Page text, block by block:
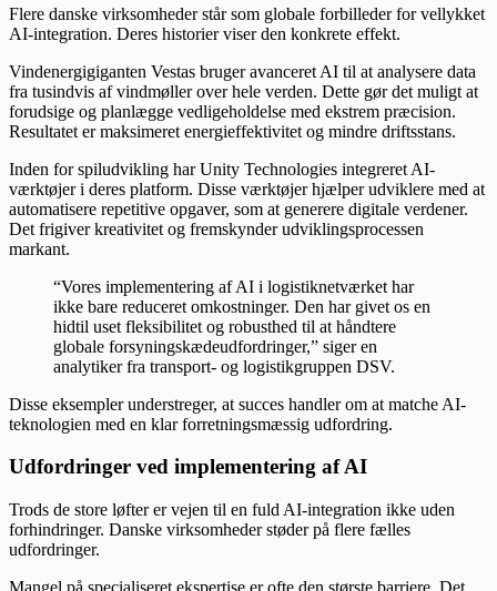
Flere danske virksomheder står som globale forbilleder for vellykket
AI-integration. Deres historier viser den konkrete effekt.
Vindenergigiganten Vestas bruger avanceret AI til at analysere data
fra tusindvis af vindmøller over hele verden. Dette gør det muligt at
forudsige og planlægge vedligeholdelse med ekstrem præcision.
Resultatet er maksimeret energieffektivitet og mindre driftsstans.
Inden for spiludvikling har Unity Technologies integreret AI-
værktøjer i deres platform. Disse værktøjer hjælper udviklere med at
automatisere repetitive opgaver, som at generere digitale verdener.
Det frigiver kreativitet og fremskynder udviklingsprocessen
markant.
“Vores implementering af AI i logistiknetværket har
ikke bare reduceret omkostninger. Den har givet os en
hidtil uset fleksibilitet og robusthed til at håndtere
globale forsyningskædeudfordringer,” siger en
analytiker fra transport- og logistikgruppen DSV.
Disse eksempler understreger, at succes handler om at matche AI-
teknologien med en klar forretningsmæssig udfordring.
Udfordringer ved implementering af AI
Trods de store løfter er vejen til en fuld AI-integration ikke uden
forhindringer. Danske virksomheder støder på flere fælles
udfordringer.